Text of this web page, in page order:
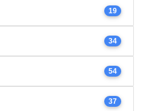
19
34
54
37